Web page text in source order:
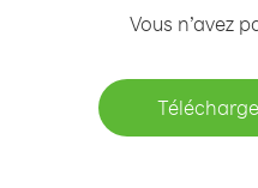
Vous n’avez